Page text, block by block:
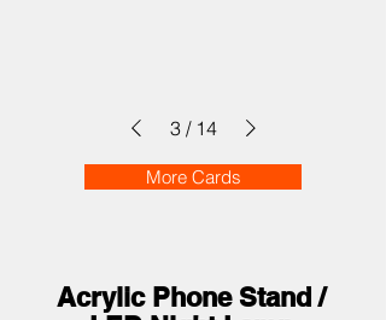
3 / 14
More Cards
Acrylic Phone Stand /